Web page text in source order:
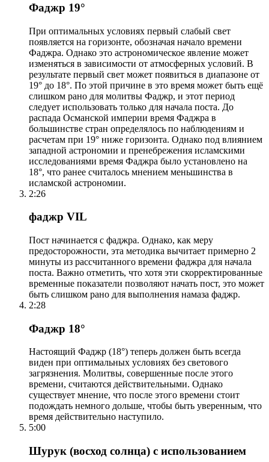
Фаджр 19°
При оптимальных условиях первый слабый свет
появляется на горизонте, обозначая начало времени
Фаджра. Однако это астрономическое явление может
изменяться в зависимости от атмосферных условий. В
результате первый свет может появиться в диапазоне от
19° до 18°. По этой причине в это время может быть ещё
слишком рано для молитвы Фаджр, и этот период
следует использовать только для начала поста. До
распада Османской империи время Фаджра в
большинстве стран определялось по наблюдениям и
расчетам при 19° ниже горизонта. Однако под влиянием
западной астрономии и пренебрежения исламскими
исследованиями время Фаджра было установлено на
18°, что ранее считалось мнением меньшинства в
исламской астрономии.
2:26
фаджр VIL
Пост начинается с фаджра. Однако, как меру
предосторожности, эта методика вычитает примерно 2
минуты из рассчитанного времени фаджра для начала
поста. Важно отметить, что хотя эти скорректированные
временные показатели позволяют начать пост, это может
быть слишком рано для выполнения намаза фаджр.
2:28
Фаджр 18°
Настоящий Фаджр (18°) теперь должен быть всегда
виден при оптимальных условиях без светового
загрязнения. Молитвы, совершенные после этого
времени, считаются действительными. Однако
существует мнение, что после этого времени стоит
подождать немного дольше, чтобы быть уверенным, что
время действительно наступило.
5:00
Шурук (восход солнца) с использованием